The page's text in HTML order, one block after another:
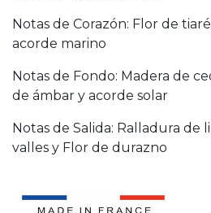
Notas de Corazón: Flor de
acorde marino
Notas de Fondo: Madera de
de ámbar y acorde solar
Notas de Salida: Ralladura de
valles y Flor de durazno